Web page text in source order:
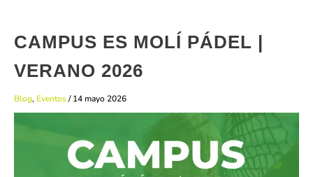
CAMPUS ES MOLÍ PÁDEL |
VERANO 2026
Blog, Eventos/14 mayo 2026